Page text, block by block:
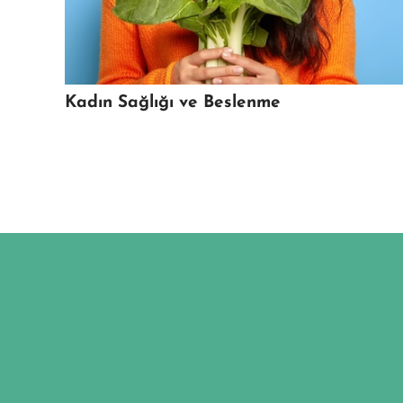
Kadın Sağlığı ve Beslenme